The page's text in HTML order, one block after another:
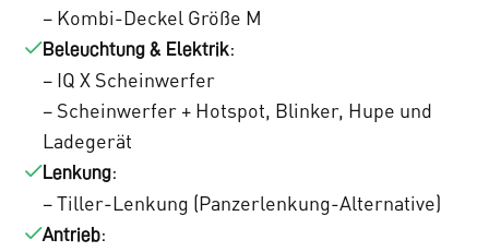
– Kombi-Deckel Größe M
Beleuchtung & Elektrik:
– IQ X Scheinwerfer
– Scheinwerfer + Hotspot, Blinker, Hupe und
Ladegerät
Lenkung:
– Tiller-Lenkung (Panzerlenkung-Alternative)
Antrieb: